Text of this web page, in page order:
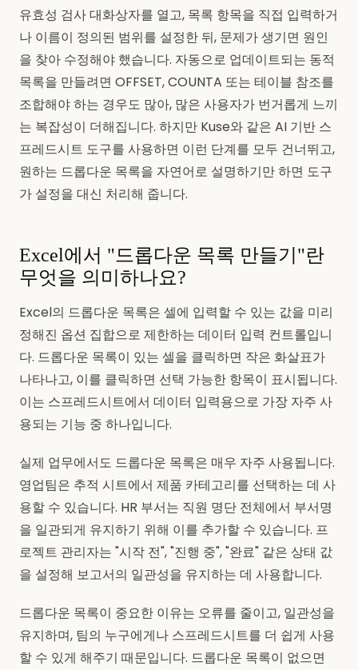
유효성 검사 대화상자를 열고, 목록 항목을 직접 입력하거
나 이름이 정의된 범위를 설정한 뒤, 문제가 생기면 원인
을 찾아 수정해야 했습니다. 자동으로 업데이트되는 동적
목록을 만들려면 OFFSET, COUNTA 또는 테이블 참조를
조합해야 하는 경우도 많아, 많은 사용자가 번거롭게 느끼
는 복잡성이 더해집니다. 하지만 Kuse와 같은 AI 기반 스
프레드시트 도구를 사용하면 이런 단계를 모두 건너뛰고,
원하는 드롭다운 목록을 자연어로 설명하기만 하면 도구
가 설정을 대신 처리해 줍니다.
Excel에서 "드롭다운 목록 만들기"란
무엇을 의미하나요?
Excel의 드롭다운 목록은 셀에 입력할 수 있는 값을 미리
정해진 옵션 집합으로 제한하는 데이터 입력 컨트롤입니
다. 드롭다운 목록이 있는 셀을 클릭하면 작은 화살표가
나타나고, 이를 클릭하면 선택 가능한 항목이 표시됩니다.
이는 스프레드시트에서 데이터 입력용으로 가장 자주 사
용되는 기능 중 하나입니다.
실제 업무에서도 드롭다운 목록은 매우 자주 사용됩니다.
영업팀은 추적 시트에서 제품 카테고리를 선택하는 데 사
용할 수 있습니다. HR 부서는 직원 명단 전체에서 부서명
을 일관되게 유지하기 위해 이를 추가할 수 있습니다. 프
로젝트 관리자는 "시작 전", "진행 중", "완료" 같은 상태 값
을 설정해 보고서의 일관성을 유지하는 데 사용합니다.
드롭다운 목록이 중요한 이유는 오류를 줄이고, 일관성을
유지하며, 팀의 누구에게나 스프레드시트를 더 쉽게 사용
할 수 있게 해주기 때문입니다. 드롭다운 목록이 없으면